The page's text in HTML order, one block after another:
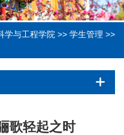
学与工程学院 >> 学生管理 >>
歌轻起之时